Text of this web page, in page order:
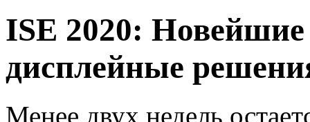
ISE 2020:
дисплейные
Менее двух недель